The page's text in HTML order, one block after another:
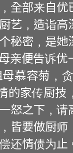
全部来自优
艺﹐造诣高
秘密﹐是她
亲便告诉优
慕容菊﹐
的家传厨技
怒之下﹐请
皆要做厨师
还情债为止